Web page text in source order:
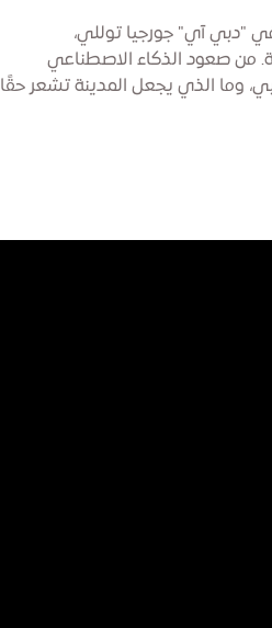
"دبي آي" جورجيا توللي،
من صعود الذكاء الاصطناعي
إلى إرث الاستدامة الذي تركه إكسبو 2020 دبي، وما الذي يجعل المدينة تشعر حقًا